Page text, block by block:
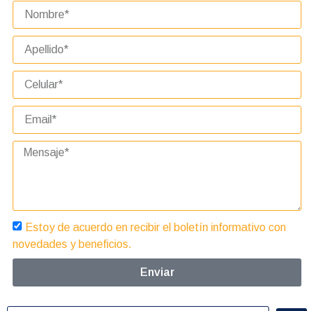
Estoy de acuerdo en recibir el boletín informativo con
novedades y beneficios.
Enviar